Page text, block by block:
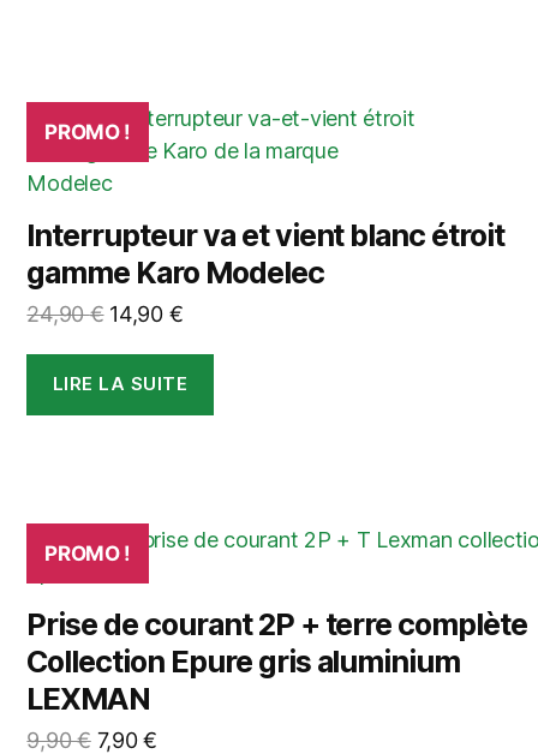
PROMO !
Interrupteur va et vient blanc étroit
gamme Karo Modelec
24,90€ Le
initial
était :
14,90 €Le
actuel
est :
LIRE LA SUITE
PROMO !
Prise de courant 2P + terre complète
Collection Epure gris aluminium
LEXMAN
9,90€ Le
7,90€Le